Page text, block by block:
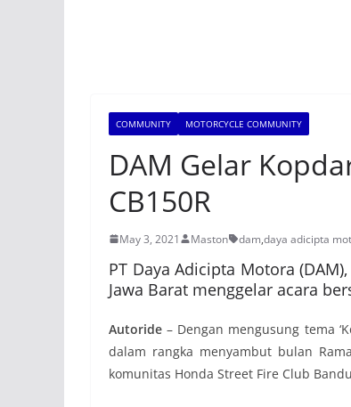
COMMUNITY MOTORCYCLE COMMUNITY
DAM Gelar
CB150R
May 3, 2021 Maston dam,daya adicipta
PT Daya Adicipta Motora
Jawa Barat menggelar acara
Autoride – Dengan mengusung tema
dalam rangka menyambut bulan
komunitas Honda Street Fire Club